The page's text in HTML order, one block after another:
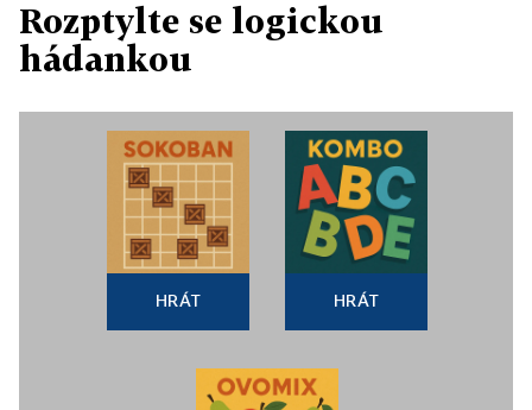
Rozptylte se logickou
hádankou
HRÁT HRÁT